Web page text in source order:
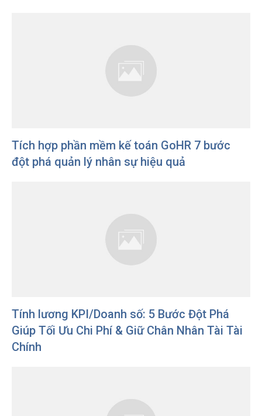
Tích hợp phần mềm kế toán GoHR 7 bước
đột phá quản lý nhân sự hiệu quả
Tính lương KPI/Doanh số: 5 Bước Đột Phá
Giúp Tối Ưu Chi Phí & Giữ Chân Nhân Tài Tài
Chính